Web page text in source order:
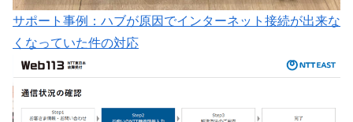
サポート事例：ハブが原因でインターネット接続が出来な
くなっていた件の対応